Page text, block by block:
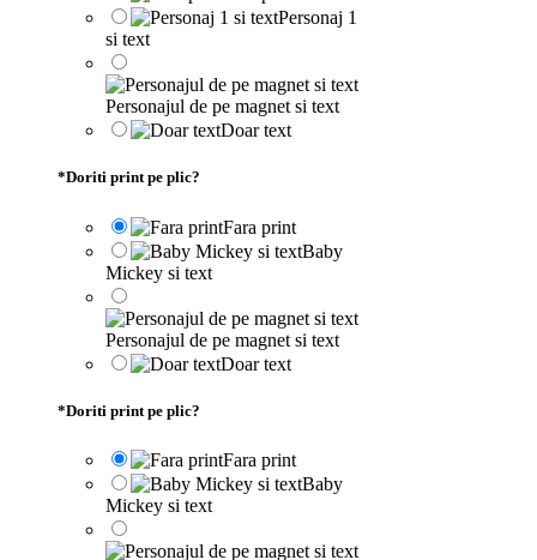
Personaj 1
si text
Personajul de pe magnet si text
Doar text
*Doriti print pe plic?
Fara print
Baby
Mickey si text
Personajul de pe magnet si text
Doar text
*Doriti print pe plic?
Fara print
Baby
Mickey si text